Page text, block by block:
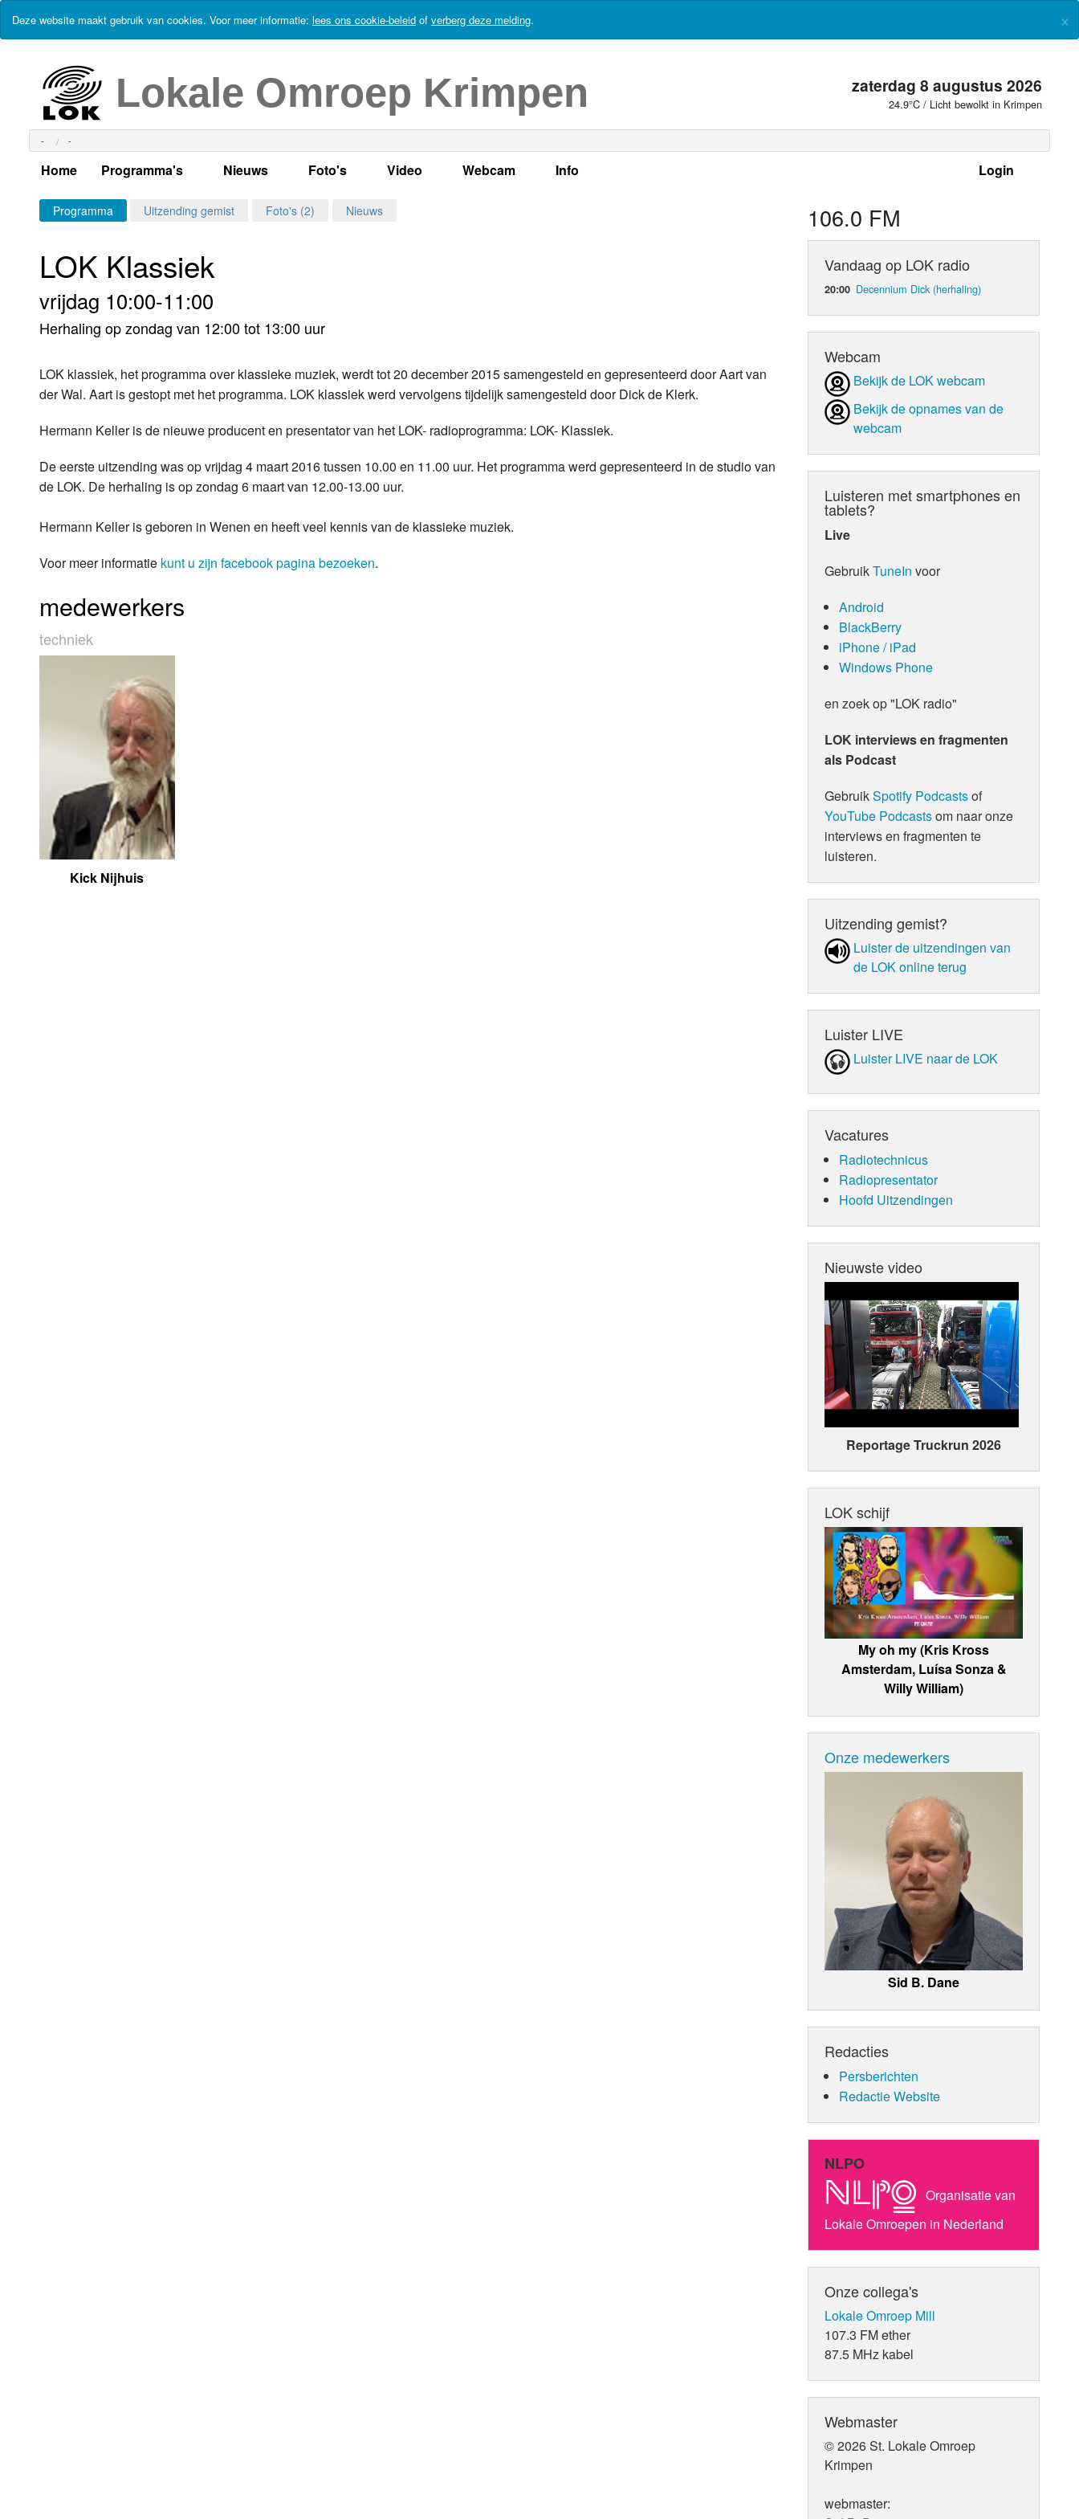
Deze website maakt gebruik van cookies. Voor meer informatie: lees ons cookie-beleid of verberg deze melding. ×
Lokale Omroep Krimpen zaterdag 8 augustus 2026
24.9°C / Licht bewolkt in Krimpen
- -
Login
Home Programma's
Alle dagen
Per dag
Donderdag
Vrijdag
Zaterdag
Zondag
Luister LOK Live
LOK schijf
Oude LOK programma's
Nieuws
Actueel Lokaal Nieuws
Foto's
Algemeen
Video Webcam Info
Programmabeleid Bepalend Orgaan
Weerman
Over Krimpen a/d IJssel
Programma Uitzending gemist Foto's (2) Nieuws
LOK Klassiek
vrijdag 10:00-11:00
Herhaling op zondag van 12:00 tot 13:00 uur
LOK klassiek, het programma over klassieke muziek, werdt tot 20 december 2015 samengesteld en gepresenteerd door Aart van
der Wal. Aart is gestopt met het programma. LOK klassiek werd vervolgens tijdelijk samengesteld door Dick de Klerk.
Hermann Keller is de nieuwe producent en presentator van het LOK- radioprogramma: LOK- Klassiek.
De eerste uitzending was op vrijdag 4 maart 2016 tussen 10.00 en 11.00 uur. Het programma werd gepresenteerd in de studio van
de LOK. De herhaling is op zondag 6 maart van 12.00-13.00 uur.
Hermann Keller is geboren in Wenen en heeft veel kennis van de klassieke muziek.
Voor meer informatie kunt u zijn facebook pagina bezoeken.
medewerkers
techniek
Kick Nijhuis
106.0 FM
Vandaag op LOK radio
20:00 Decennium Dick (herhaling)
Webcam
Bekijk de LOK webcam
Bekijk de opnames van de
webcam
Luisteren met smartphones en
tablets?
Live
GebruikTuneIn voor
Android
BlackBerry
iPhone / iPad
Windows Phone
en zoek op "LOK radio"
LOK interviews en fragmenten
als Podcast
GebruikSpotify Podcastsof
YouTube Podcastsom naar onze
interviews en fragmenten te
luisteren.
Uitzending gemist?
Luister de uit­zen­din­gen van
de LOK online terug
Luister LIVE
Luister LIVE naar de LOK
Vacatures
Radiotechnicus
Radiopresentator
Hoofd Uitzendingen
Nieuwste video
Reportage Truckrun 2026
LOK schijf
My oh my (Kris Kross
Amsterdam, Luísa Sonza &
Willy William)
Onze medewerkers
Sid B. Dane
Redacties
Persberichten
Redactie Website
NLPO
Organisatie van
Lokale Omroepen in Nederland
Onze collega's
Lokale Omroep Mill
107.3 FM ether
87.5 MHz kabel
Webmaster
© 2026 St. Lokale Omroep
Krimpen
webmaster: